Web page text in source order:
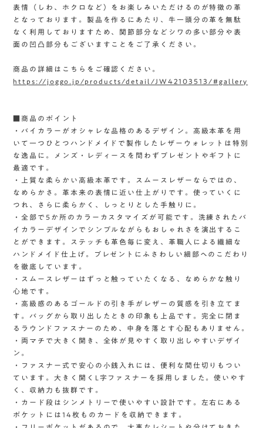
表情（しわ、ホクロなど）をお楽しみいただけるのが特徴の革
となっております。製品を作るにあたり、牛一頭分の革を無駄
なく利用しておりますため、関節部分などシワの多い部分や表
面の凹凸部分もございますことをご了承ください。
商品の詳細はこちらをご確認ください。
https://joggo.jp/products/detail/JW42103513/#gallery
■商品のポイント
・バイカラーがオシャレな品格のあるデザイン。高級本革を用
いて一つひとつハンドメイドで製作したレザーウォレットは特別
な逸品に。メンズ・レディースを問わずプレゼントやギフトに
最適です。
・上質な柔らかい高級本革です。スムースレザーならではの、
なめらかさ。革本来の表情に近い仕上がりです。使っていくに
つれ、さらに柔らかく、しっとりとした手触りに。
・全部で5か所のカラーカスタマイズが可能です。洗練されたバ
イカラーデザインでシンプルながらもおしゃれさを演出するこ
とができます。ステッチも革色毎に変え、革職人による繊細な
ハンドメイド仕上げ。プレゼントにふさわしい細部へのこだわり
を徹底しています。
・スムースレザーはずっと触っていたくなる、なめらかな触り
心地です。
・高級感のあるゴールドの引き手がレザーの質感を引き立てま
す。バッグから取り出したときの印象も上品です。完全に閉ま
るラウンドファスナーのため、中身を落とす心配もありません。
・両マチで大きく開き、全体が見やすく取り出しやすいデザイ
ン。
・ファスナー式で安心の小銭入れには、便利な間仕切りもつい
ています。大きく開くL字ファスナーを採用しました。使いやす
く、収納力も抜群です。
・カード段はシンメトリーで使いやすい設計です。左右にある
ポケットには14枚ものカードを収納できます。